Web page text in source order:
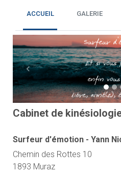
ACCUEIL GALERIE
Previous
Cabinet de
Surfeur d'émotion - Yann
Chemin des Rottes 10
1893 Muraz